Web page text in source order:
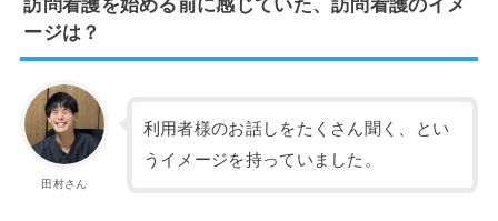
訪問看護を始める前に感じていた、訪問看護のイメ
ージは？
田村さん
利用者様のお話しをたくさん聞く、とい
うイメージを持っていました。